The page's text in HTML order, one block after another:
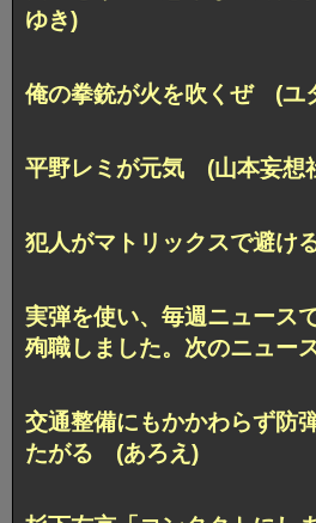
ゆき)
俺の拳銃が火を吹くぜ (ユ
平野レミが元気 (山本妄想
犯人がマトリックスで避け
実弾を使い、毎週ニュース
殉職しました。次のニュ
交通整備にもかかわらず防
たがる (あろえ)